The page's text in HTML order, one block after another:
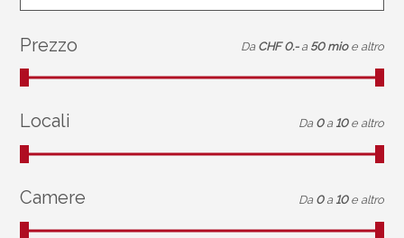
Prezzo Da CHF 0.- a 50 mio e altro
Locali Da 0 a 10 e altro
Camere Da 0 a 10 e altro